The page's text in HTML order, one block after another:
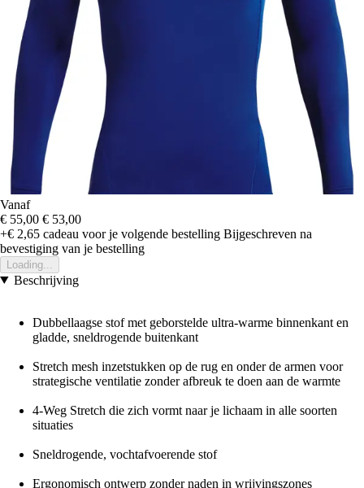
Vanaf
€ 55,00 € 53,00
+€ 2,65 cadeau voor je volgende bestelling Bijgeschreven na
bevestiging van je bestelling
Loading...
Beschrijving
Dubbellaagse stof met geborstelde ultra-warme binnenkant en
gladde, sneldrogende buitenkant
Stretch mesh inzetstukken op de rug en onder de armen voor
strategische ventilatie zonder afbreuk te doen aan de warmte
4-Weg Stretch die zich vormt naar je lichaam in alle soorten
situaties
Sneldrogende, vochtafvoerende stof
Ergonomisch ontwerp zonder naden in wrijvingszones